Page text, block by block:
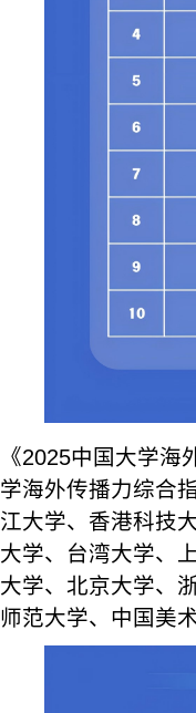
《2025中国大学
学海外传播力综合
江大学、香港科技
大学、台湾大学、
大学、北京大学、
师范大学、中国美